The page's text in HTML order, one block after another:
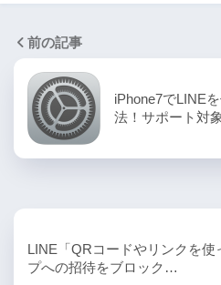
前の記事
iPhone7でLINE
法！サポート対
LINE「QRコードやリンクを使
プへの招待をブロック…